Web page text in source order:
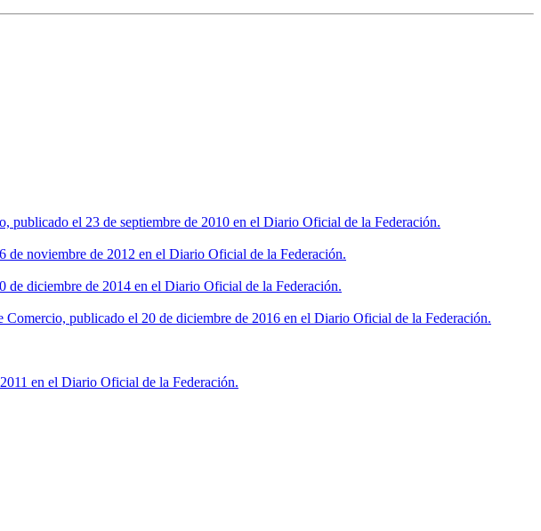
publicado el 23 de septiembre de 2010 en el Diario Oficial de la Federación.
noviembre de 2012 en el Diario Oficial de la Federación.
diciembre de 2014 en el Diario Oficial de la Federación.
publicado el 20 de diciembre de 2016 en el Diario Oficial de la Federación.
en el Diario Oficial de la Federación.